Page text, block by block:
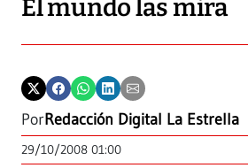
El mundo las mira
PorRedacción Digital La Estrella
29/10/2008 01:00